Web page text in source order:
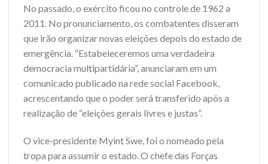
No passado, o exército ficou no controle de 1962 a
2011. No pronunciamento, os combatentes disseram
que irão organizar novas eleições depois do estado de
emergência. “Estabeleceremos uma verdadeira
democracia multipartidária”, anunciaram em um
comunicado publicado na rede social Facebook,
acrescentando que o poder será transferido após a
realização de “eleições gerais livres e justas”.
O vice-presidente Myint Swe, foi o nomeado pela
tropa para assumir o estado. O chefe das Forças